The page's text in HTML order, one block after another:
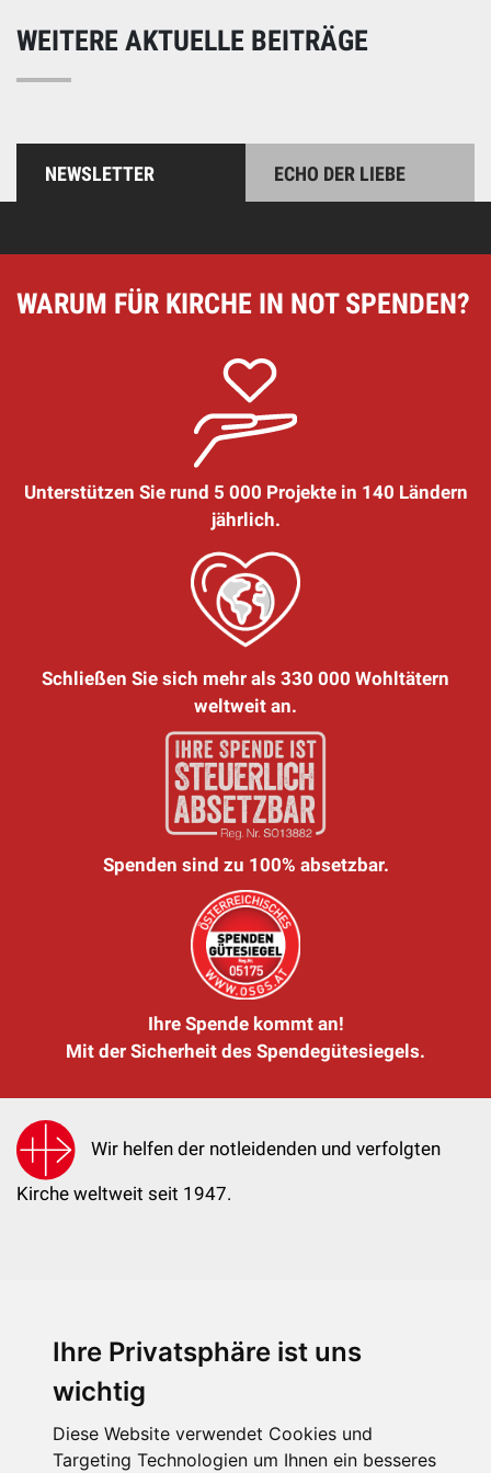
Ihre Privatsphäre ist uns
wichtig
Diese Website verwendet Cookies und
Targeting Technologien um Ihnen ein besseres
WEITERE AKTUELLE BEITRÄGE
NEWSLETTER ECHO DER LIEBE
WARUM FÜR KIRCHE IN NOT SPENDEN?
Unterstützen Sie rund 5 000 Projekte in 140 Ländern
jährlich.
Schließen Sie sich mehr als 330 000 Wohltätern
weltweit an.
Spenden sind zu 100% absetzbar.
Ihre Spende kommt an!
Mit der Sicherheit des Spendegütesiegels.
Wir helfen der notleidenden und verfolgten
Kirche weltweit seit 1947.
KIRCHE IN NOT - Österreich
kin@kircheinnot.at